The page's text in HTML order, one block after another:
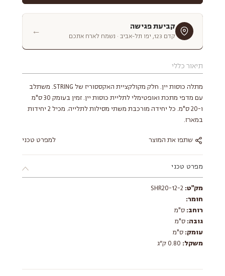
תיאור כללי
מתלה כוסות יין. חלק מקולקציית האקססוריז של STRING. משתלב
עם מדפי מתכת ואופטימלי לתליית כוסות יין. זמין בעומק 30 ס"מ
ו-20 ס"מ. כל יחידה מורכבת משתי מסילות לתלייה. מכיל 2 יחידות
במארז.
שתפו את המוצר למפרט טכני
מפרט טכני
מק"ט:
חומר:
רוחב: ס"מ
גובה: ס"מ
עומק: ס"מ
משקל:
קביעת פגישה
קדם 123, יפו תל-אביב · נשמח לארח אתכם ←